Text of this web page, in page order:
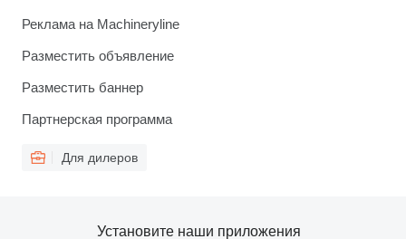
Реклама на Machineryline
Разместить объявление
Разместить баннер
Партнерская программа
Для дилеров
Установите наши приложения